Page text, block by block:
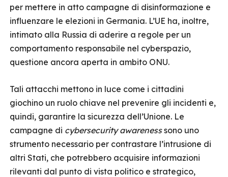
per mettere in atto campagne di disinformazione e
influenzare le elezioni in Germania. L’UE ha, inoltre,
intimato alla Russia di aderire a regole per un
comportamento responsabile nel cyberspazio,
questione ancora aperta in ambito ONU.
Tali attacchi mettono in luce come i cittadini
giochino un ruolo chiave nel prevenire gli incidenti e,
quindi, garantire la sicurezza dell’Unione. Le
campagne di cybersecurity awarenesssono uno
strumento necessario per contrastare l’intrusione di
altri Stati, che potrebbero acquisire informazioni
rilevanti dal punto di vista politico e strategico,